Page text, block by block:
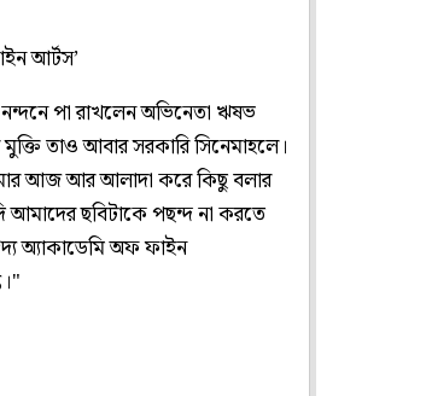
আর্টস’
নন্দনে পা রাখলেন অভিনেতা ঋষভ
তাও আবার সরকারি সিনেমাহলে।
আজ আর আলাদা করে কিছু বলার
আমাদের ছবিটাকে পছন্দ না করতে
অ্যাকাডেমি অফ ফাইন